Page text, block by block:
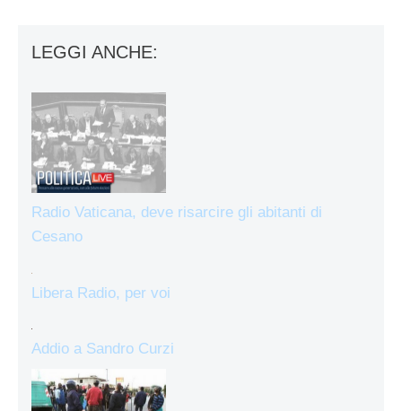
LEGGI ANCHE:
Radio Vaticana, deve risarcire gli abitanti di
Cesano
Libera Radio, per voi
Addio a Sandro Curzi